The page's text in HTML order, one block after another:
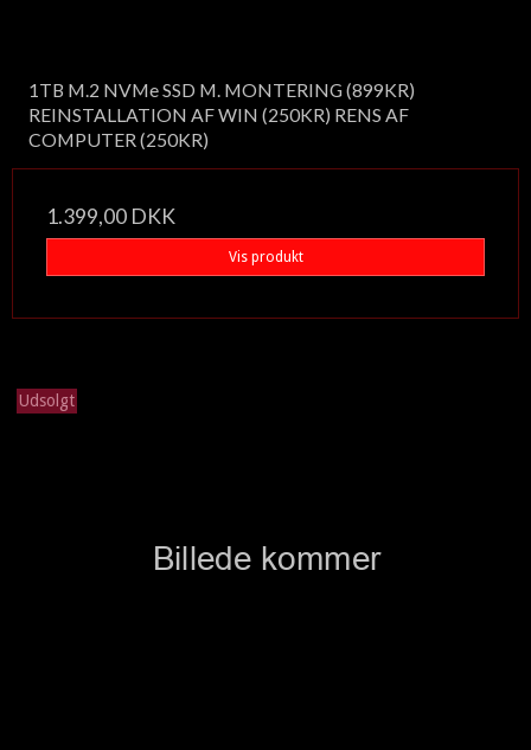
1TB M.2 NVMe SSD M. MONTERING (899KR)
REINSTALLATION AF WIN (250KR) RENS AF
COMPUTER (250KR)
1.399,00 DKK
Vis produkt
Udsolgt